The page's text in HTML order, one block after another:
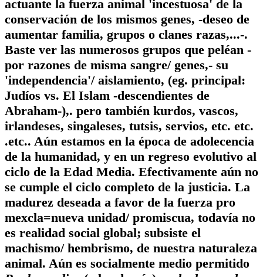
actuante la fuerza animal 'incestuosa' de la
conservación de los mismos genes, -deseo de
aumentar familia, grupos o clanes razas,...-.
Baste ver las numerosos grupos que peléan -
por razones de misma sangre/ genes,- su
'independencia'/ aislamiento, (eg. principal:
Judíos vs. El Islam -descendientes de
Abraham-),. pero también kurdos, vascos,
irlandeses, singaleses, tutsis, servios, etc. etc.
.etc.. Aún estamos en la época de adolecencia
de la humanidad, y en un regreso evolutivo al
ciclo de la Edad Media. Efectivamente aún no
se cumple el ciclo completo de la justicia. La
madurez deseada a favor de la fuerza pro
mexcla=nueva unidad/ promiscua, todavía no
es realidad social global; subsiste el
machismo/ hembrismo, de nuestra naturaleza
animal. Aún es socialmente medio permitido